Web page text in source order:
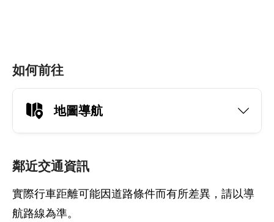
如何前往
地圖導航
鄰近交通資訊
實際行車距離可能因道路條件而有所差異，請以導
航路線為準。